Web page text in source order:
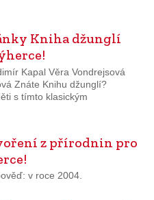
Kniha džunglí
Kapal Věra Vondrejsová
Znáte Knihu džunglí?
s tímto klasickým
z přírodnin pro
v roce 2004.